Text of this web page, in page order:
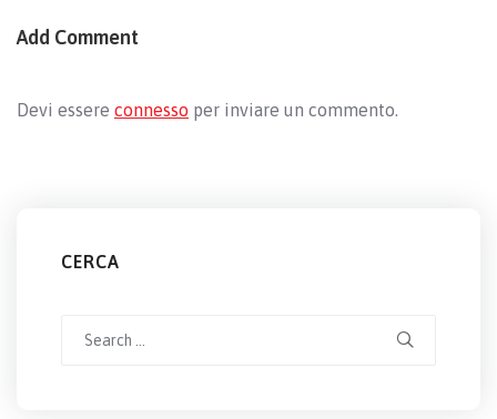
Add Comment
Devi essere connesso per inviare un commento.
CERCA